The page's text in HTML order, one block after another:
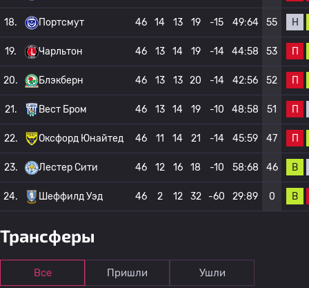
18. Портсмут 46 14 13 19 -15 49:64 55 Н
19. Чарльтон 46 13 14 19 -14 44:58 53 П
20. Блэкберн 46 13 13 20 -14 42:56 52 П
21. Вест Бром 46 13 14 19 -10 48:58 51 П
22. Оксфорд Юнайтед 46 11 14 21 -14 45:59 47 П
23. Лестер Сити 46 12 16 18 -10 58:68 46 В
24. Шеффилд Уэд 46 2 12 32 -60 29:89 0 В
Трансферы
Все Пришли Ушли